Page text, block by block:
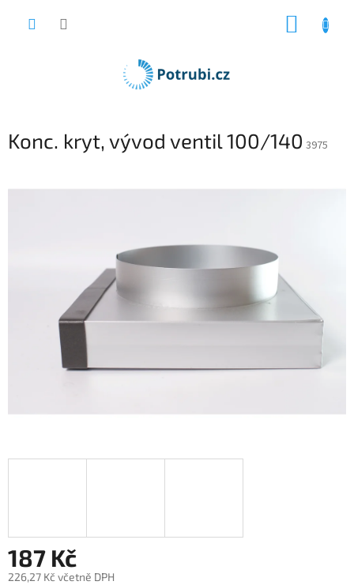
Konc. kryt, vývod ventil 100/140 3975
187 Kč
226,27 Kč včetně DPH